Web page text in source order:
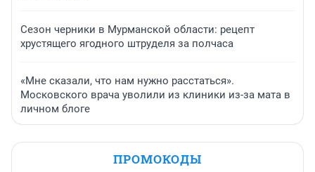
Сезон черники в Мурманской области: рецепт
хрустящего ягодного штруделя за полчаса
«Мне сказали, что нам нужно расстаться».
Московского врача уволили из клиники из-за мата в
личном блоге
ПРОМОКОДЫ